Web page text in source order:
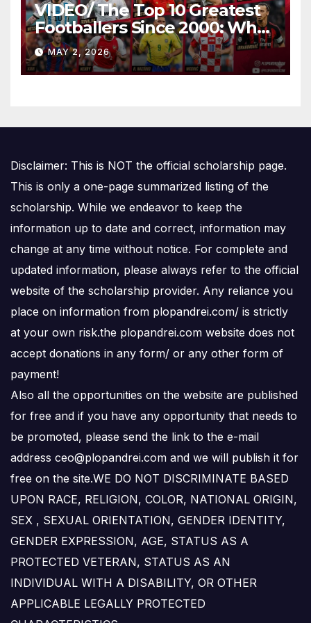
VIDEO/ The Top 10 Greatest
Footballers Since 2000: Who
Is Number One
MAY 2, 2026
Disclaimer: This is NOT the official scholarship page.
This is only a one-page summarized listing of the
scholarship. While we endeavor to keep the
information up to date and correct, information may
change at any time without notice. For complete and
updated information, please always refer to the official
website of the scholarship provider. Any reliance you
place on information from plopandrei.com/ is strictly
at your own risk.the plopandrei.com website does not
accept donations in any form/ or any other form of
payment!
Also all the opportunities on the website are published
for free and if you have any opportunity that needs to
be promoted, please send the link to the e-mail
address ceo@plopandrei.com and we will publish it for
free on the site.WE DO NOT DISCRIMINATE BASED
UPON RACE, RELIGION, COLOR, NATIONAL ORIGIN,
SEX , SEXUAL ORIENTATION, GENDER IDENTITY,
GENDER EXPRESSION, AGE, STATUS AS A
PROTECTED VETERAN, STATUS AS AN
INDIVIDUAL WITH A DISABILITY, OR OTHER
APPLICABLE LEGALLY PROTECTED